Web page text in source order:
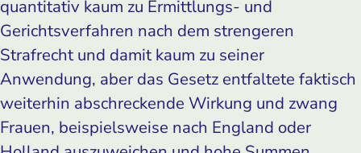
quantitativ kaum zu Ermittlungs- und
Gerichtsverfahren nach dem strengeren
Strafrecht und damit kaum zu seiner
Anwendung, aber das Gesetz entfaltete faktisch
weiterhin abschreckende Wirkung und zwang
Frauen, beispielsweise nach England oder